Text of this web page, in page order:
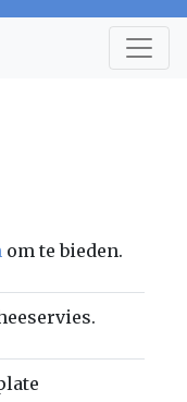
om te bieden.